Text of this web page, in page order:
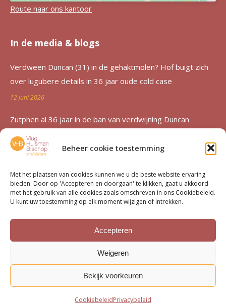
Beheer cookie toestemming
Met het plaatsen van cookies kunnen we u de beste website ervaring
bieden. Door op 'Accepteren en doorgaan' te klikken, gaat u akkoord
met het gebruik van alle cookies zoals omschreven in ons Cookiebeleid.
U kunt uw toestemming op elk moment wijzigen of intrekken.
Accepteren
Weigeren
Bekijk voorkeuren
CookiebeleidPrivacybeleid
Route naar ons kantoor
In de media & blogs
Verdween Duncan (31) in de gehaktmolen? Hof buigt zich
over lugubere details in 36 jaar oude cold case
12 juni 2026
Zutphen al 36 jaar in de ban van verdwijning Duncan
12 juni 2026
Advocatenechtpaar Knoops bestraft door tuchtrechter om
excessief declareren
1 juni 2026
Van moord­zaak tot milieu­dossier
15 mei 2026
© VHB Strafpleiters 2026